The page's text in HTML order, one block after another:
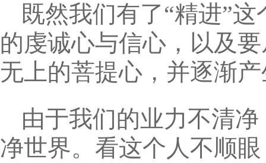
既然我们有了“精进”
的虔诚心与信心，以及
无上的菩提心，并逐渐
由于我们的业力不清
净世界。看这个人不顺